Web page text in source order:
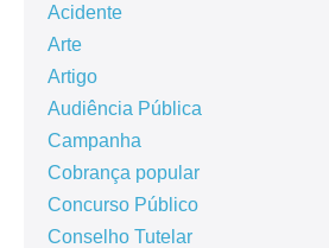
Acidente
Arte
Artigo
Audiência Pública
Campanha
Cobrança popular
Concurso Público
Conselho Tutelar